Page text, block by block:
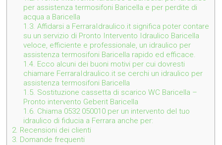
per assistenza termosifoni Baricella e per perdite di
acqua a Baricella
1.3. Affidarsi a FerraraIdraulico.it significa poter contare
su un servizio di Pronto Intervento Idraulico Baricella
veloce, efficiente e professionale, un idraulico per
assistenza termosifoni Baricella rapido ed efficace.
1.4. Ecco alcuni dei buoni motivi per cui dovresti
chiamare FerraraIdraulico.it se cerchi un idraulico per
assistenza termosifoni Baricella
1.5. Sostituzione cassetta di scarico WC Baricella –
Pronto intervento Geberit Baricella
1.6. Chiama 0532 050010 per un intervento del tuo
idraulico di fiducia a Ferrara anche per:
2. Recensioni dei clienti
3. Domande frequenti